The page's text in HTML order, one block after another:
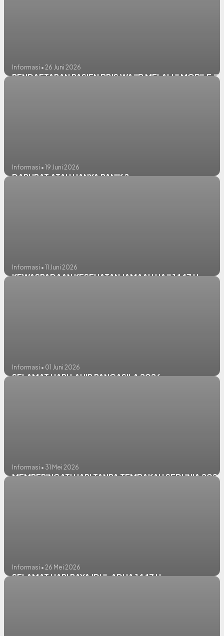
Informasi • 26 Juni 2026
PENDAFTARAN PASIEN BPJS WAJIB MELALUI MOBILE
Informasi • 19 Juni 2026
DARURAT ATAU HANYA PANIK ?
Informasi • 11 Juni 2026
KEWASPADAAN KESEHATAN JAMAAH HAJI 1447 H
Informasi • 01 Juni 2026
SELAMAT HARI LAHIR PANCASILA 2026
Informasi • 31 Mei 2026
MEMPERINGATI HARI TANPA TEMBAKAU SEDUNIA 2026
Informasi • 26 Mei 2026
SELAMAT HARI RAYA IDUL ADHA 1447 H